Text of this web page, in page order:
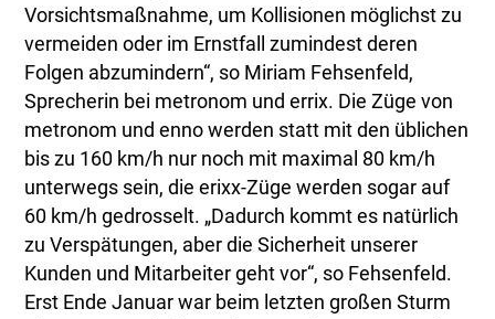
Vorsichtsmaßnahme, um Kollisionen möglichst zu
vermeiden oder im Ernstfall zumindest deren
Folgen abzumindern“, so Miriam Fehsenfeld,
Sprecherin bei metronom und errix. Die Züge von
metronom und enno werden statt mit den üblichen
bis zu 160 km/h nur noch mit maximal 80 km/h
unterwegs sein, die erixx-Züge werden sogar auf
60 km/h gedrosselt. „Dadurch kommt es natürlich
zu Verspätungen, aber die Sicherheit unserer
Kunden und Mitarbeiter geht vor“, so Fehsenfeld.
Erst Ende Januar war beim letzten großen Sturm